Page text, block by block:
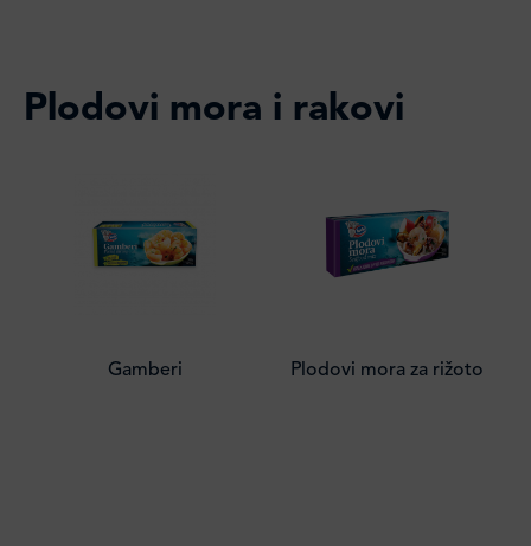
Plodovi mora i rakovi
Gamberi Plodovi mora za rižoto